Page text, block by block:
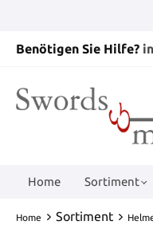
Benötigen Sie Hilfe?
Home Sortiment
Home Sortiment